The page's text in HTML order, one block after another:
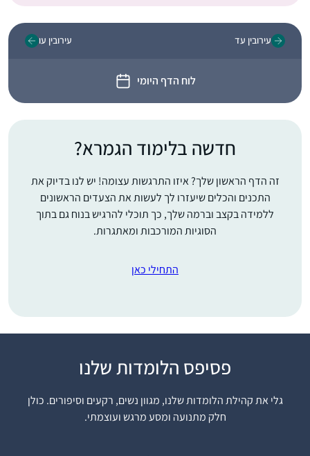
עירובין עד
לוח הדף היומי
עירובין עו
חדשה בלימוד הגמרא?
זה הדף הראשון שלך? איזו התרגשות עצומה! יש לנו בדיוק את
התכנים והכלים שיעזרו לך לעשות את הצעדים הראשונים
ללמידה בקצב וברמה שלך, כך תוכלי להרגיש בנוח גם בתוך
הסוגיות המורכבות ומאתגרות.
התחילי כאן
פסיפס הלומדות שלנו
גלי את קהילת הלומדות שלנו, מגוון נשים, רקעים וסיפורים. כולן
חלק מתנועה ומסע מרגש ועוצמתי.
רבנית מישל הציתה אש
האומה ואני נדלקתי. היא
פתחה פתח ותמכה